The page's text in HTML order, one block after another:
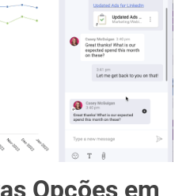
Opções em